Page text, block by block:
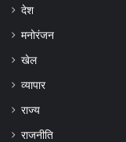
देश
मनोरंजन
खेल
व्यापार
राज्य
राजनीति